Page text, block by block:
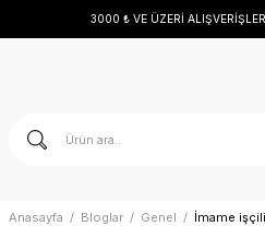
3000 ₺ VE ÜZERİ
Anasayfa Bloglar Genel İmame